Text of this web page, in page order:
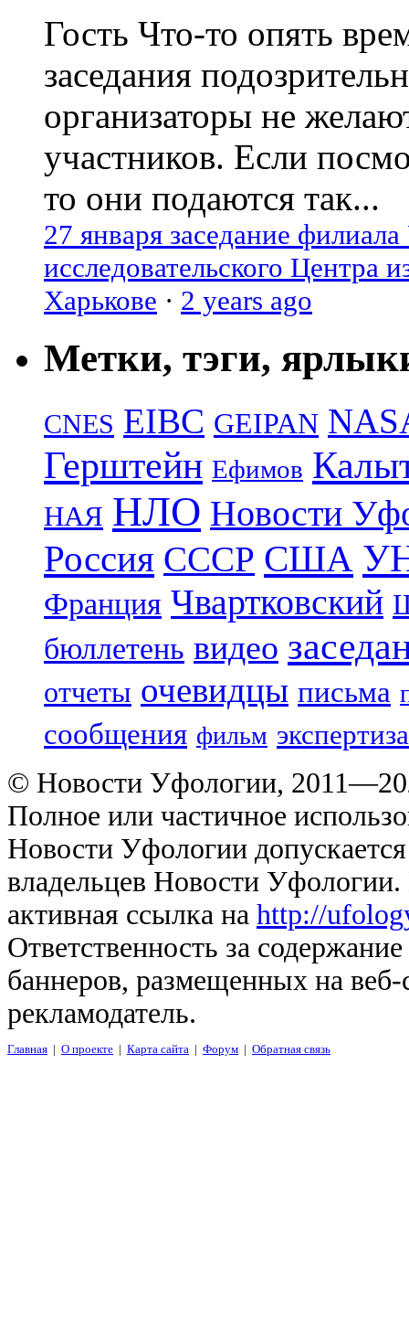
Гость Что-то опять
заседания
организаторы не
участников. Если
то они подаются так...
27 января заседание
исследовательского Центра
Харькове · 2 years ago
Метки, тэги,
CNES EIBC GEIPAN
Герштейн Ефимов
НАЯ НЛО Новости
Россия СССР США
Франция Чвартковский
бюллетень видео
отчеты очевидцы письма
сообщения фильм экспертиза
© Новости Уфологии,
Полное или частичное
Новости Уфологии
владельцев Новости
активная ссылка на http://
Ответственность за
баннеров, размещенных на
рекламодатель.
Главная | О проекте | Карта сайта | Форум | Обратная связь